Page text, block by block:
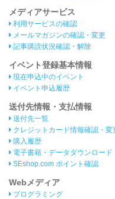
メディアサービス
利用サービスの確認
メールマガジンの確認・変更
記事購読状況確認・解除
イベント登録基本情報
現在申込中のイベント
イベント申込履歴
送付先情報・支払情報
送付先一覧
クレジットカード情報確認・変
購入履歴
電子書籍・データダウンロード
SEshop.com ポイント確認
Webメディア
プログラミング